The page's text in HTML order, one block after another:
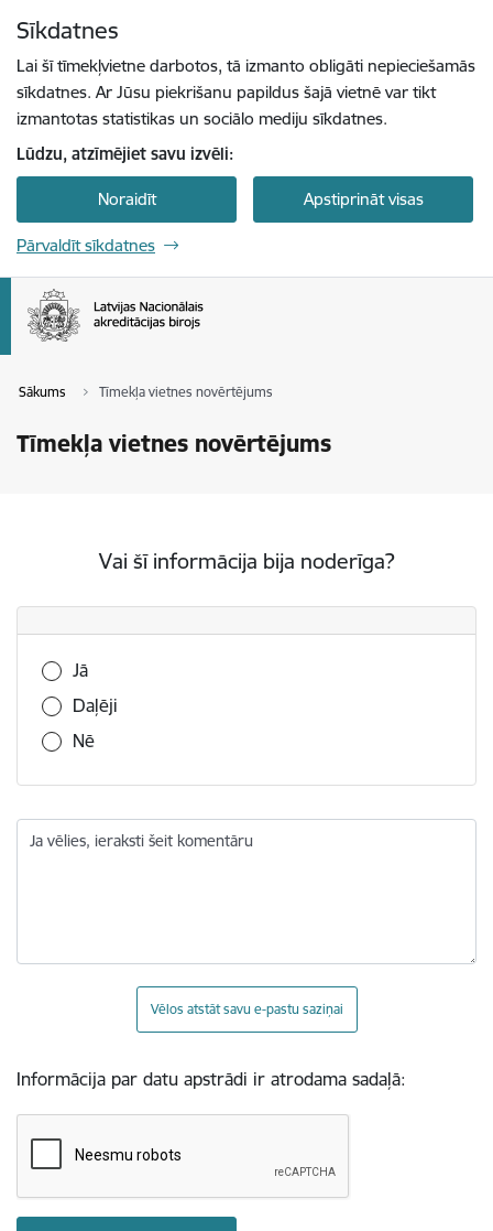
Sīkdatnes
Lai šī tīmekļvietne darbotos, tā izmanto obligāti nepieciešamās
sīkdatnes. Ar Jūsu piekrišanu papildus šajā vietnē var tikt
izmantotas statistikas un sociālo mediju sīkdatnes.
Lūdzu, atzīmējiet savu izvēli:
Noraidīt Apstiprināt visas
Pārvaldīt sīkdatnes
Sākums Tīmekļa vietnes novērtējums
Tīmekļa vietnes novērtējums
Vai šī informācija bija noderīga?
Vai šī informācija bija noderīga?
Jā
Daļēji
Nē
Ja vēlies, ieraksti šeit komentāru
Vēlos atstāt savu e-pastu saziņai
Informācija par datu apstrādi ir atrodama sadaļā: